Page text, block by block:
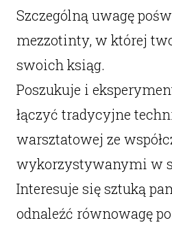
Szczególną uwagę
mezzotinty, w której
swoich ksiąg.
Poszukuje i
łączyć tradycyjne
warsztatowej ze
wykorzystywanymi w
Interesuje się sztuką
odnaleźć równowagę